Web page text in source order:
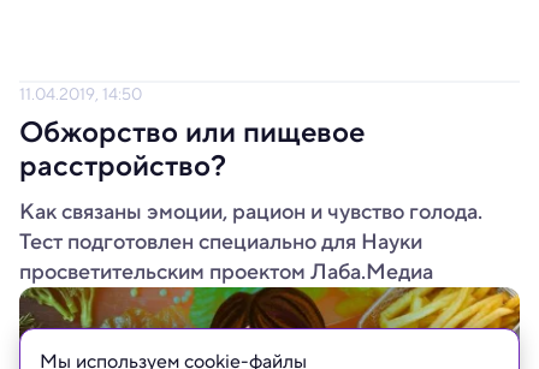
11.04.2019, 14:50
Обжорство или пищевое
расстройство?
Как связаны эмоции, рацион и чувство голода.
Тест подготовлен специально для Науки
просветительским проектом Лаба.Медиа
Мы используем сookie-файлы